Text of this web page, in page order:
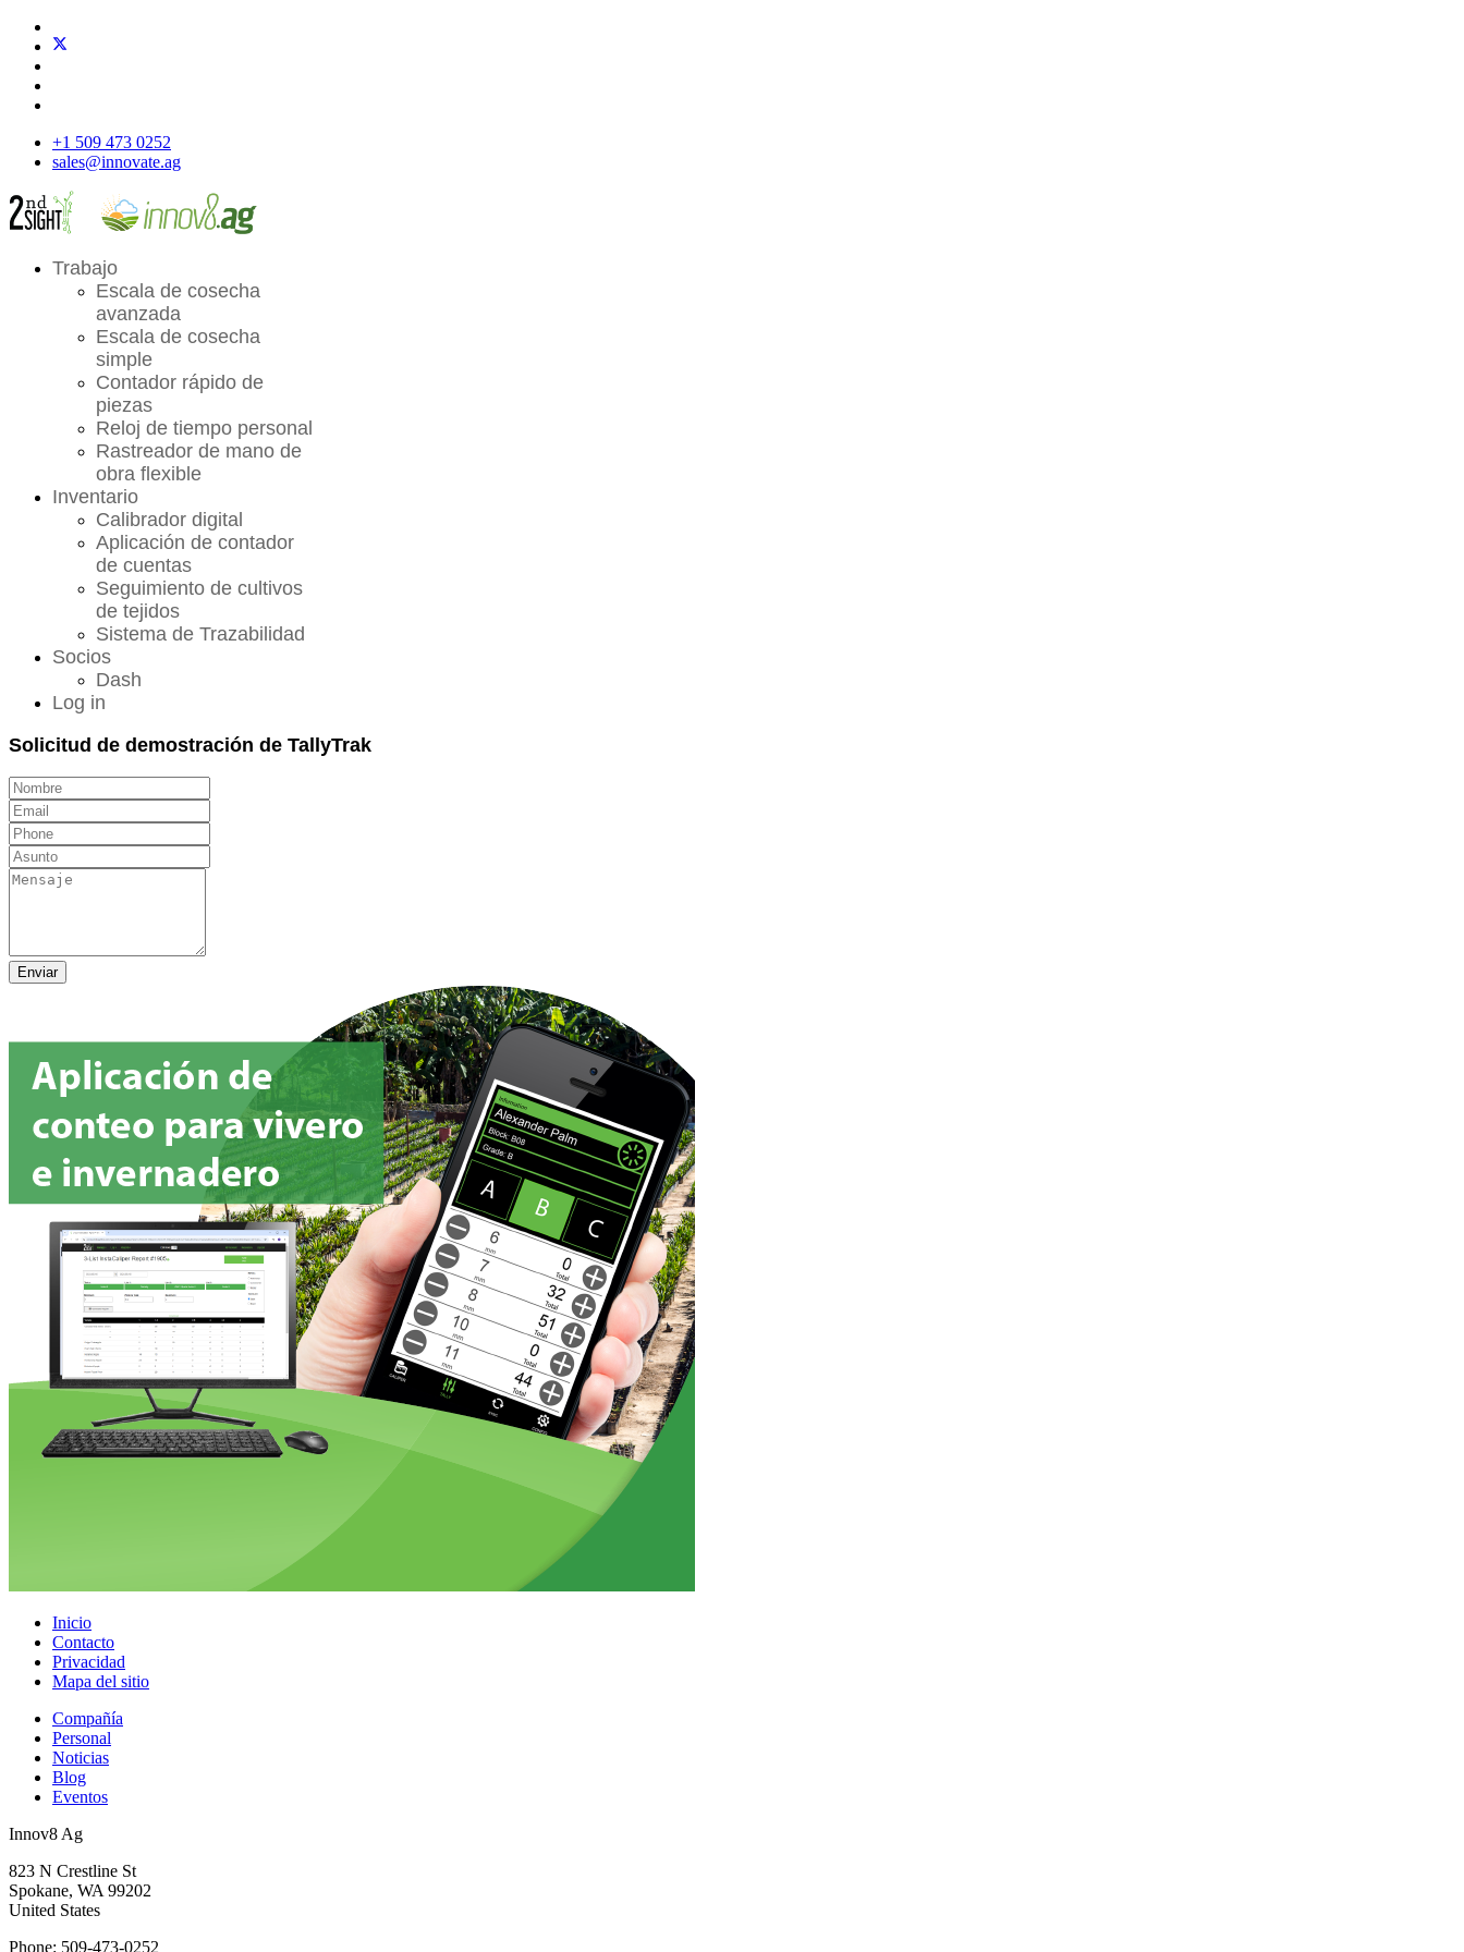
+1 509 473 0252
sales@innovate.ag
Trabajo
Escala de cosecha
avanzada
Escala de cosecha
simple
Contador rápido de
piezas
Reloj de tiempo personal
Rastreador de mano de
obra flexible
Inventario
Calibrador digital
Aplicación de contador
de cuentas
Seguimiento de cultivos
de tejidos
Sistema de Trazabilidad
Socios
Dash
Log in
Solicitud de demostración de TallyTrak
Enviar
Inicio
Contacto
Privacidad
Mapa del sitio
Compañía
Personal
Noticias
Blog
Eventos
Innov8 Ag
823 N Crestline St
Spokane, WA 99202
United States
Phone: 509-473-0252